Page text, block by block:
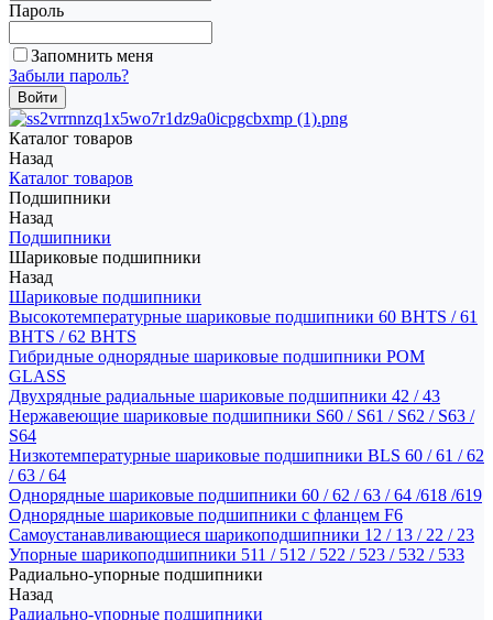
Пароль
Запомнить меня
Забыли пароль?
Каталог товаров
Назад
Каталог товаров
Подшипники
Назад
Подшипники
Шариковые подшипники
Назад
Шариковые подшипники
Высокотемпературные шариковые подшипники 60 BHTS / 61
BHTS / 62 BHTS
Гибридные однорядные шариковые подшипники POM
GLASS
Двухрядные радиальные шариковые подшипники 42 / 43
Нержавеющие шариковые подшипники S60 / S61 / S62 / S63 /
S64
Низкотемпературные шариковые подшипники BLS 60 / 61 / 62
/ 63 / 64
Однорядные шариковые подшипники 60 / 62 / 63 / 64 /618 /619
Однорядные шариковые подшипники с фланцем F6
Самоустанавливающиеся шарикоподшипники 12 / 13 / 22 / 23
Упорные шарикоподшипники 511 / 512 / 522 / 523 / 532 / 533
Радиально-упорные подшипники
Назад
Радиально-упорные подшипники